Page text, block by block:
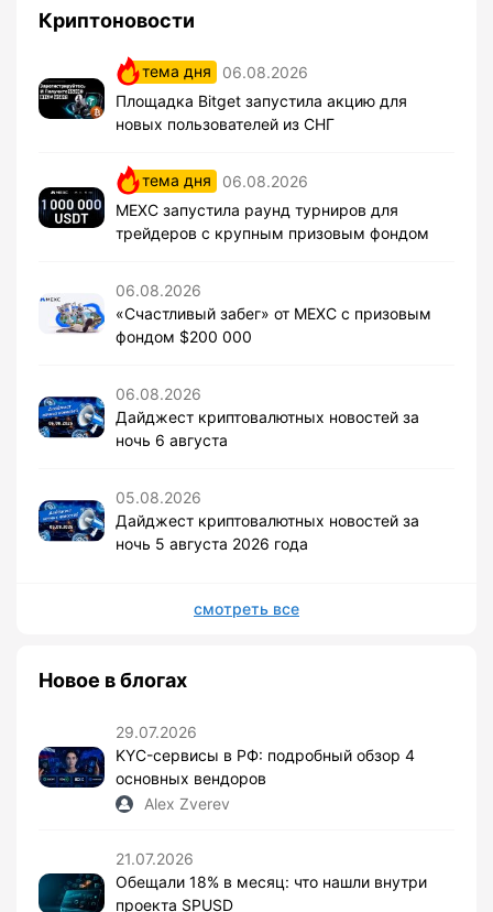
Криптоновости
тема дня
06.08.2026
Площадка Bitget запустила акцию для
новых пользователей из СНГ
тема дня
06.08.2026
MEXC запустила раунд турниров для
трейдеров с крупным призовым фондом
06.08.2026
«Счастливый забег» от MEXC с призовым
фондом $200 000
06.08.2026
Дайджест криптовалютных новостей за
ночь 6 августа
05.08.2026
Дайджест криптовалютных новостей за
ночь 5 августа 2026 года
смотреть все
Новое в блогах
29.07.2026
KYC-сервисы в РФ: подробный обзор 4
основных вендоров
Alex Zverev
21.07.2026
Обещали 18% в месяц: что нашли внутри
проекта SPUSD